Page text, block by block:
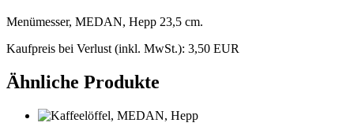
Menümesser, MEDAN, Hepp 23,5 cm.
Kaufpreis bei Verlust (inkl. MwSt.): 3,50 EUR
Ähnliche Produkte